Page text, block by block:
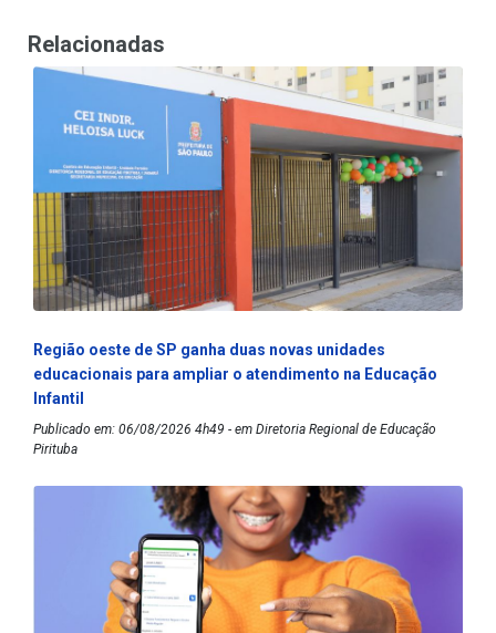
Relacionadas
Região oeste de SP ganha duas novas unidades
educacionais para ampliar o atendimento na Educação
Infantil
Publicado em: 06/08/2026 4h49 - em Diretoria Regional de Educação
Pirituba